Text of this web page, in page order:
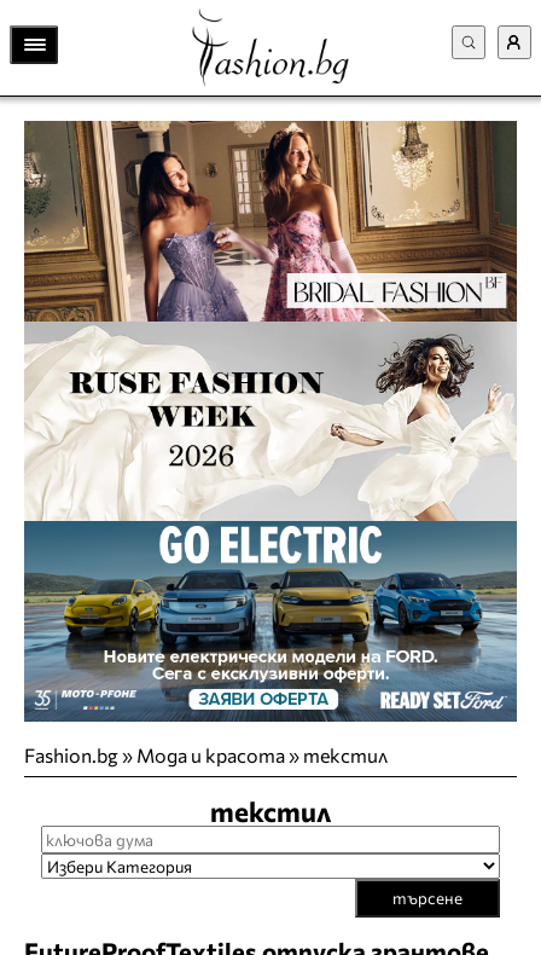
Fashion.bg» Мода и красота» текстил
текстил
търсене